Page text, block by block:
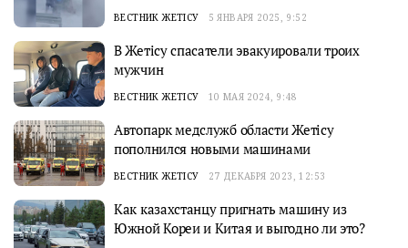
ВЕСТНИК ЖЕТІСУ 5 ЯНВАРЯ 2025, 9:52
В Жетісу спасатели эвакуировали троих
мужчин
ВЕСТНИК ЖЕТІСУ 10 МАЯ 2024, 9:48
Автопарк медслужб области Жетісу
пополнился новыми машинами
ВЕСТНИК ЖЕТІСУ 27 ДЕКАБРЯ 2023, 12:53
Как казахстанцу пригнать машину из
Южной Кореи и Китая и выгодно ли это?